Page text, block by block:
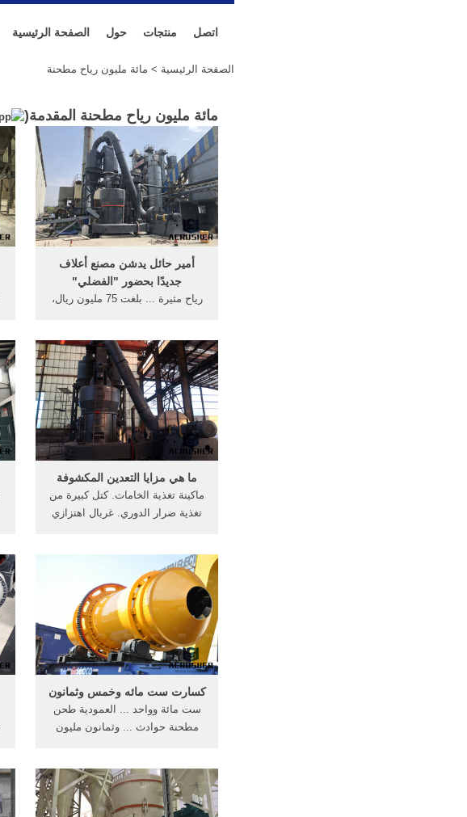
الصفحة الرئيسية حول منتجات اتصل
الصفحة الرئيسية > مائة مليون رياح مطحنة
مائة مليون رياح مطحنة المقدمة(
أمير حائل يدشن مصنع أعلاف
جديدًا بحضور "الفضلي"
رياح مثيرة ... بلغت 75 مليون ريال،
ما هي مزايا التعدين المكشوفة
ماكينة تغذية الخامات. كتل كبيرة من
تغذية ضرار الدوري. غربال اهتزازي
كسارت ست مائه وخمس وثمانون
ست مائة وواحد ... العمودية طحن
مطحنة حوادث ... وثمانون مليون